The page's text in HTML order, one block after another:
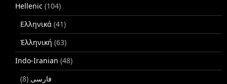
Hellenic (104)
Ελληνικά (41)
Ἑλληνική (63)
Indo-Iranian (48)
فارسی (8)